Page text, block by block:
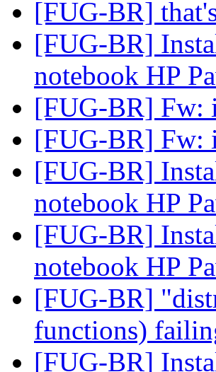
[FUG-BR]
[FUG-BR]
notebook HP
[FUG-BR] Fw:
[FUG-BR] Fw:
[FUG-BR]
notebook HP
[FUG-BR]
notebook HP
[FUG-BR]
functions)
[FUG-BR]